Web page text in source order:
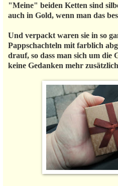
"Meine" beiden Ketten sind
auch in Gold, wenn man das
Und verpackt waren sie in so
Pappschachteln mit farblich
drauf, so dass man sich um die
keine Gedanken mehr